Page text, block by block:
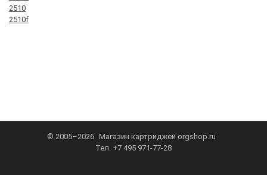
2510
2510f
© 2005–2026 Магазин картриджей orgshop.ru
Тел. +7 495 971-77-28